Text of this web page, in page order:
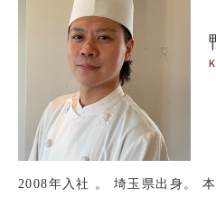
2008年入社 。 埼玉県出身。